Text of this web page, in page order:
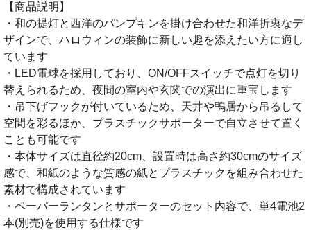
【商品説明】
・和の提灯と西洋のパンプキンを掛け合わせた和洋折衷なデ
ザインで、ハロウィンの装飾に新しい趣を添えたい方に適し
ています
・LED電球を採用しており、ON/OFFスイッチで点灯を切り
替えられるため、夜間の室内や玄関での演出に重宝します
・吊下げフックが付いているため、天井や鴨居から吊るして
空間を彩るほか、プラスチックサポーターで自立させて置く
ことも可能です
・本体サイズは直径約20cm、設置時は高さ約30cmのサイズ
感で、和紙のような質感の紙とプラスチックを組み合わせた
素材で構成されています
・ペーパーランタンとサポーターのセット内容で、単4電池2
本(別売)を使用する仕様です